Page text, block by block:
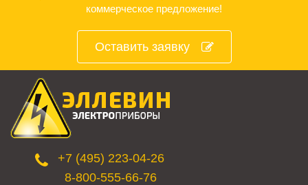
коммерческое предложение!
Оставить заявку
+7 (495) 223-04-26
8-800-555-66-76